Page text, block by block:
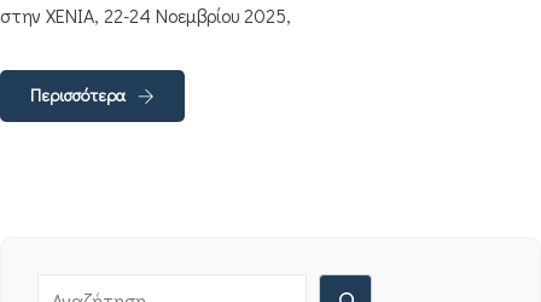
στην XENIA, 22-24 Νοεμβρίου 2025,
Περισσότερα